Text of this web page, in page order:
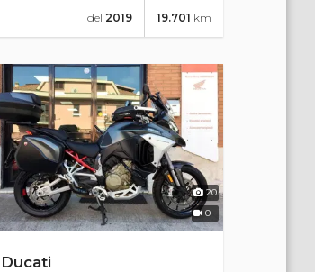
19.701 km
del 2019
20
0
Ducati